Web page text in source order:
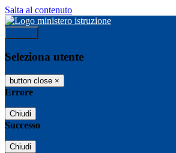
Salta al contenuto
Seleziona utente
button close ×
Errore
Chiudi
Successo
Chiudi